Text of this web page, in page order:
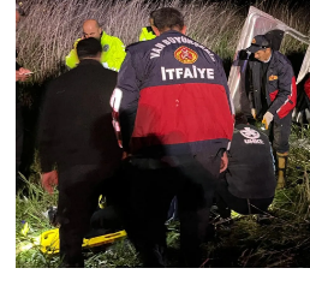
Turizm
VAN'DA SPOR
Vasıta
YAŞAM
YEREL